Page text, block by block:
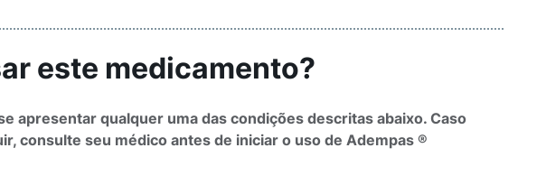
este medicamento?
apresentar qualquer uma das condições descritas abaixo. Caso
consulte seu médico antes de iniciar o uso de Adempas ®